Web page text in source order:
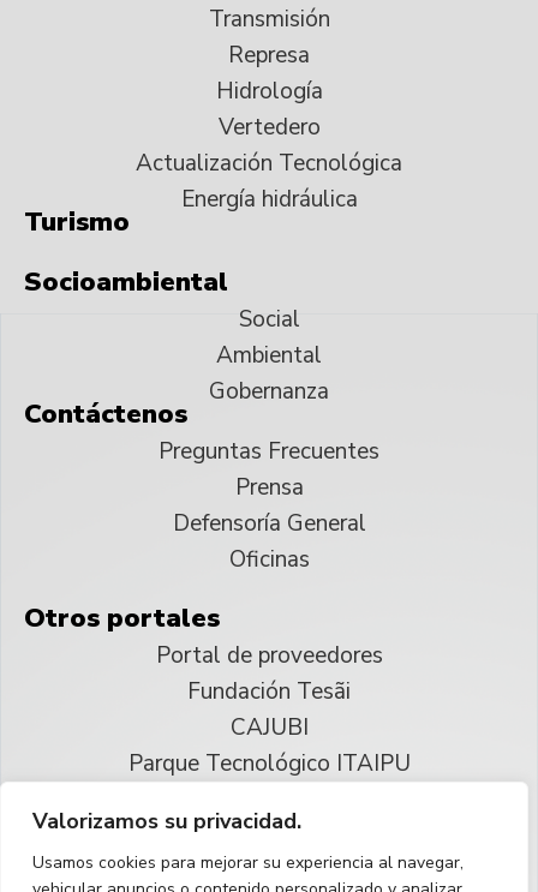
Valorizamos su privacidad.
Usamos cookies para mejorar su experiencia al navegar,
Transmisión
Represa
Hidrología
Vertedero
Actualización Tecnológica
Energía hidráulica
Turismo
Socioambiental
Social
Ambiental
Gobernanza
Contáctenos
Preguntas Frecuentes
Prensa
Defensoría General
Oficinas
Otros portales
Portal de proveedores
Fundación Tesãi
CAJUBI
Parque Tecnológico ITAIPU
Reservados todos los derechos